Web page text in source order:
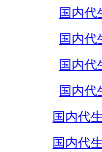
国内代
国内代
国内代
国内代
国内代
国内代